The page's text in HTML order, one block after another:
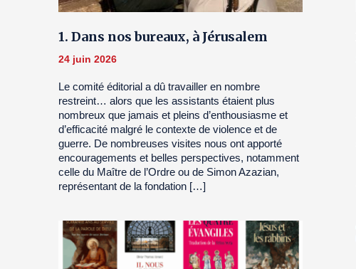
1. Dans nos bureaux, à Jérusalem
24 juin 2026
Le comité éditorial a dû travailler en nombre
restreint… alors que les assistants étaient plus
nombreux que jamais et pleins d’enthousiasme et
d’efficacité malgré le contexte de violence et de
guerre. De nombreuses visites nous ont apporté
encouragements et belles perspectives, notamment
celle du Maître de l’Ordre ou de Simon Azazian,
représentant de la fondation […]